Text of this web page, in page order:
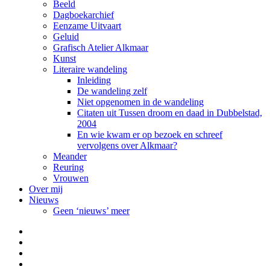
Beeld
Dagboekarchief
Eenzame Uitvaart
Geluid
Grafisch Atelier Alkmaar
Kunst
Literaire wandeling
Inleiding
De wandeling zelf
Niet opgenomen in de wandeling
Citaten uit Tussen droom en daad in Dubbelstad,
2004
En wie kwam er op bezoek en schreef
vervolgens over Alkmaar?
Meander
Reuring
Vrouwen
Over mij
Nieuws
Geen ‘nieuws’ meer